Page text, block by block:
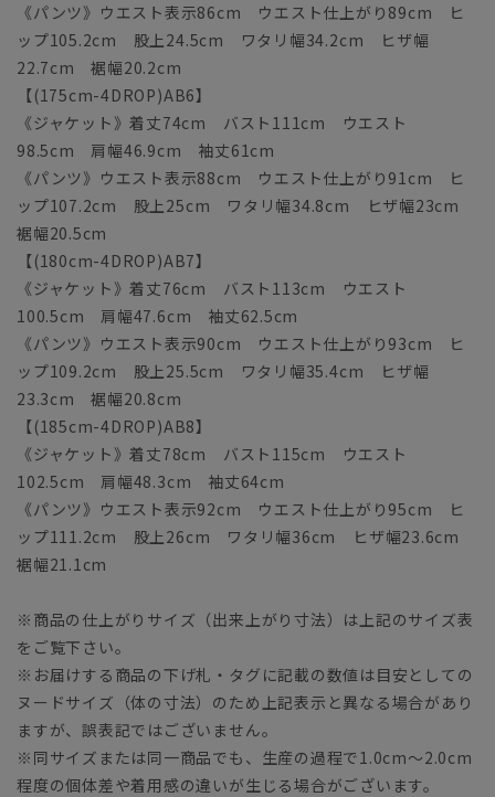
《パンツ》ウエスト表示86cm ウエスト仕上がり89cm ヒ
ップ105.2cm 股上24.5cm ワタリ幅34.2cm ヒザ幅
22.7cm 裾幅20.2cm
【(175cm-4DROP)AB6】
《ジャケット》着丈74cm バスト111cm ウエスト
98.5cm 肩幅46.9cm 袖丈61cm
《パンツ》ウエスト表示88cm ウエスト仕上がり91cm ヒ
ップ107.2cm 股上25cm ワタリ幅34.8cm ヒザ幅23cm
裾幅20.5cm
【(180cm-4DROP)AB7】
《ジャケット》着丈76cm バスト113cm ウエスト
100.5cm 肩幅47.6cm 袖丈62.5cm
《パンツ》ウエスト表示90cm ウエスト仕上がり93cm ヒ
ップ109.2cm 股上25.5cm ワタリ幅35.4cm ヒザ幅
23.3cm 裾幅20.8cm
【(185cm-4DROP)AB8】
《ジャケット》着丈78cm バスト115cm ウエスト
102.5cm 肩幅48.3cm 袖丈64cm
《パンツ》ウエスト表示92cm ウエスト仕上がり95cm ヒ
ップ111.2cm 股上26cm ワタリ幅36cm ヒザ幅23.6cm
裾幅21.1cm
※商品の仕上がりサイズ（出来上がり寸法）は上記のサイズ表
をご覧下さい。
※お届けする商品の下げ札・タグに記載の数値は目安としての
ヌードサイズ（体の寸法）のため上記表示と異なる場合があり
ますが、誤表記ではございません。
※同サイズまたは同一商品でも、生産の過程で1.0cm～2.0cm
程度の個体差や着用感の違いが生じる場合がございます。